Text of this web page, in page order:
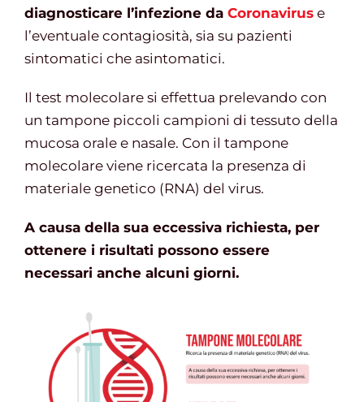
diagnosticare l’infezione da Coronavirus e
l’eventuale contagiosità, sia su pazienti
sintomatici che asintomatici.
Il test molecolare si effettua prelevando con
un tampone piccoli campioni di tessuto della
mucosa orale e nasale. Con il tampone
molecolare viene ricercata la presenza di
materiale genetico (RNA) del virus.
A causa della sua eccessiva richiesta, per
ottenere i risultati possono essere
necessari anche alcuni giorni.